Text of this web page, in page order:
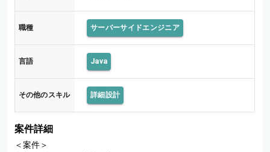
職種 サーバーサイドエンジニア
言語 Java
その他のスキル 詳細設計
案件詳細
＜案件＞